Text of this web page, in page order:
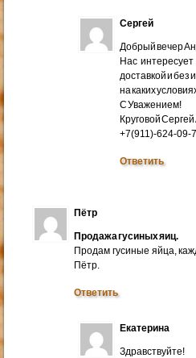
Сергей
Добрый вечер
Нас
доставкой и без и
на каких
С Уважением!
Круговой
+7(911)-624-09-
Ответить
Пётр
Продажа гусиных яиц.
Продам гусиные яйца,
Пётр.
Ответить
Екатерина
Здравствуйте!